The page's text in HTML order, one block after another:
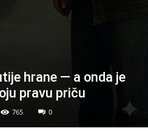
hrane — a onda je
pravu priču
765 0